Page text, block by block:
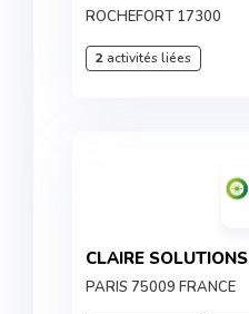
ROCHEFORT 17300
2activités liées
CLAIRE SOLUTIONS
PARIS 75009 FRANCE